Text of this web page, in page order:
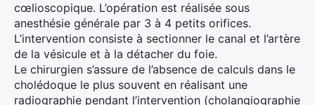
cœlioscopique. L’opération est réalisée sous
anesthésie générale par 3 à 4 petits orifices.
L’intervention consiste à sectionner le canal et l’artère
de la vésicule et à la détacher du foie.
Le chirurgien s’assure de l’absence de calculs dans le
cholédoque le plus souvent en réalisant une
radiographie pendant l’intervention (cholangiographie